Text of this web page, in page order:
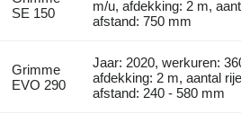
SE 150
m/u, afdekking: 2 m,
afstand: 750 mm
Grimme
EVO 290
Jaar: 2020, werkuren:
afdekking: 2 m, aantal
afstand: 240 - 580 mm